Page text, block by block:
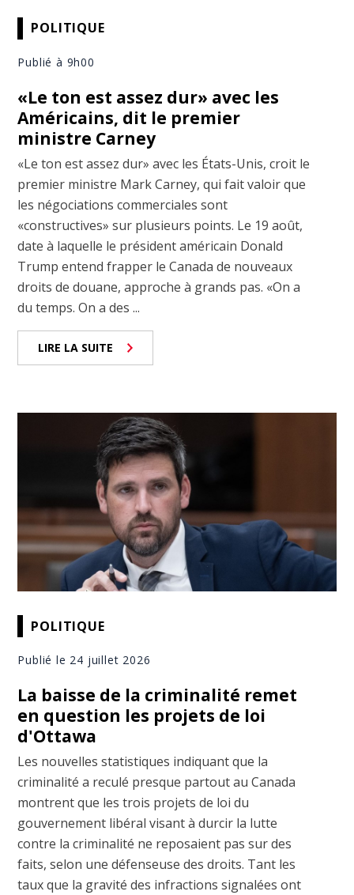
POLITIQUE
Publié à 9h00
«Le ton est assez dur» avec les
Américains, dit le premier
ministre Carney
«Le ton est assez dur» avec les États-Unis, croit le
premier ministre Mark Carney, qui fait valoir que
les négociations commerciales sont
«constructives» sur plusieurs points. Le 19 août,
date à laquelle le président américain Donald
Trump entend frapper le Canada de nouveaux
droits de douane, approche à grands pas. «On a
du temps. On a des ...
LIRE LA SUITE
POLITIQUE
Publié le 24 juillet 2026
La baisse de la criminalité remet
en question les projets de loi
d'Ottawa
Les nouvelles statistiques indiquant que la
criminalité a reculé presque partout au Canada
montrent que les trois projets de loi du
gouvernement libéral visant à durcir la lutte
contre la criminalité ne reposaient pas sur des
faits, selon une défenseuse des droits. Tant les
taux que la gravité des infractions signalées ont